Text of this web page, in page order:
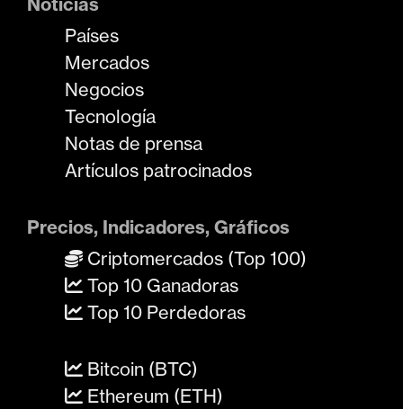
Países
Mercados
Negocios
Tecnología
Notas de prensa
Artículos patrocinados
Precios, Indicadores, Gráficos
Criptomercados (Top 100)
Top 10 Ganadoras
Top 10 Perdedoras
Bitcoin (BTC)
Ethereum (ETH)